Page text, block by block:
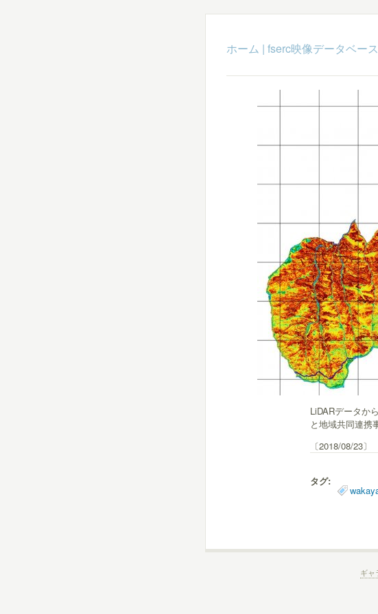
ホーム | fserc映像データベース
LiDARデータか
と地域共同連携
〔2018/08/23〕
タグ:
ギャ